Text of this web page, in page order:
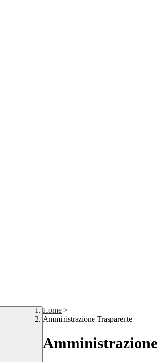
Home >
Amministrazione Trasparente